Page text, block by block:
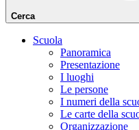
Cerca
Scuola
Panoramica
Presentazione
I luoghi
Le persone
I numeri della
Le carte della
Organizzazione